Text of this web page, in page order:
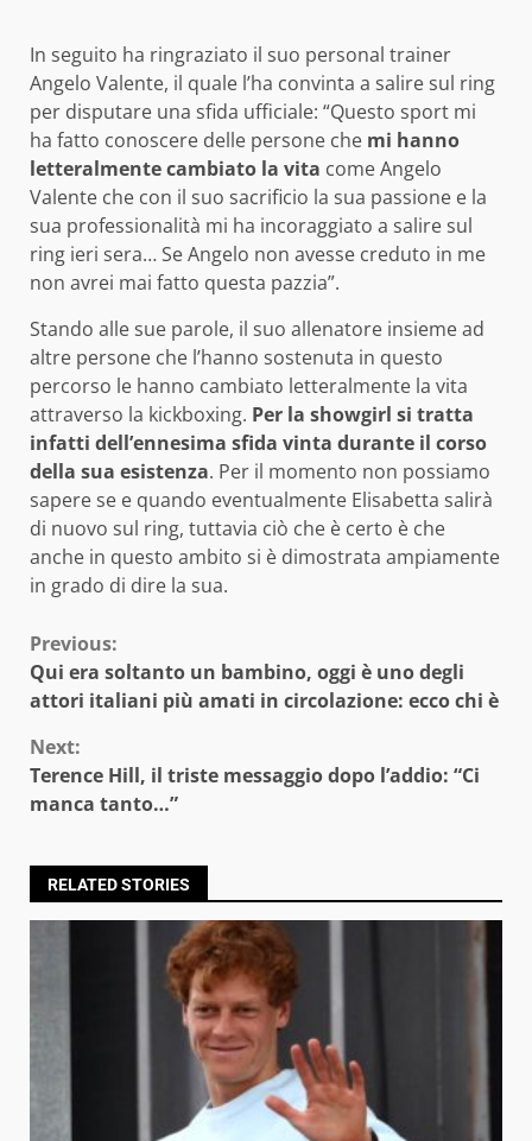
In seguito ha ringraziato il suo personal trainer
Angelo Valente, il quale l’ha convinta a salire sul ring
per disputare una sfida ufficiale: “Questo sport mi
ha fatto conoscere delle persone che mi hanno
letteralmente cambiato la vita come Angelo
Valente che con il suo sacrificio la sua passione e la
sua professionalità mi ha incoraggiato a salire sul
ring ieri sera… Se Angelo non avesse creduto in me
non avrei mai fatto questa pazzia”.
Stando alle sue parole, il suo allenatore insieme ad
altre persone che l’hanno sostenuta in questo
percorso le hanno cambiato letteralmente la vita
attraverso la kickboxing. Per la showgirl si tratta
infatti dell’ennesima sfida vinta durante il corso
della sua esistenza. Per il momento non possiamo
sapere se e quando eventualmente Elisabetta salirà
di nuovo sul ring, tuttavia ciò che è certo è che
anche in questo ambito si è dimostrata ampiamente
in grado di dire la sua.
Continue
Reading
Previous:
Qui era soltanto un bambino, oggi è uno degli
attori italiani più amati in circolazione: ecco chi è
Next:
Terence Hill, il triste messaggio dopo l’addio: “Ci
manca tanto…”
RELATED STORIES